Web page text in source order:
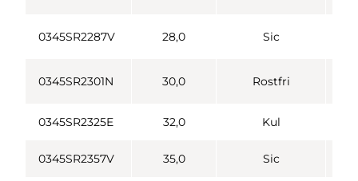
0345SR2287V 28,0 Sic
0345SR2301N 30,0 Rostfri
0345SR2325E 32,0 Kul
0345SR2357V 35,0 Sic